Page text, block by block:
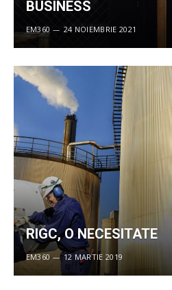
BUSINESS
EM360 24 NOIEMBRIE 2021
RIGC, O NECESITATE
EM360 12 MARTIE 2019